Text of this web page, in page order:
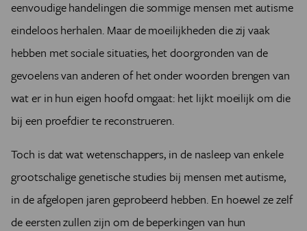
eenvoudige handelingen die sommige mensen met autisme
eindeloos herhalen. Maar de moeilijkheden die zij vaak
hebben met sociale situaties, het doorgronden van de
gevoelens van anderen of het onder woorden brengen van
wat er in hun eigen hoofd omgaat: het lijkt moeilijk om die
bij een proefdier te reconstrueren.
Toch is dat wat wetenschappers, in de nasleep van enkele
grootschalige genetische studies bij mensen met autisme,
in de afgelopen jaren geprobeerd hebben. En hoewel ze zelf
de eersten zullen zijn om de beperkingen van hun